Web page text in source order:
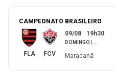
CAMPEONATO BRASILEIRO
FLA FCV
09/08 19h30
DOMINGO
Maracanã